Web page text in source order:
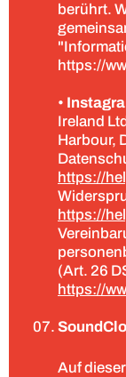
berührt.
https://
•
Ireland
Harbour,
https://
https://
(Art. 26
https://
Auf